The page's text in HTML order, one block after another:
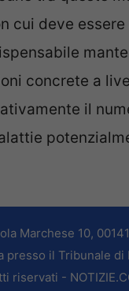
cui deve
concrete a
il
Marchese 10,
il Tribunale di
riservati -